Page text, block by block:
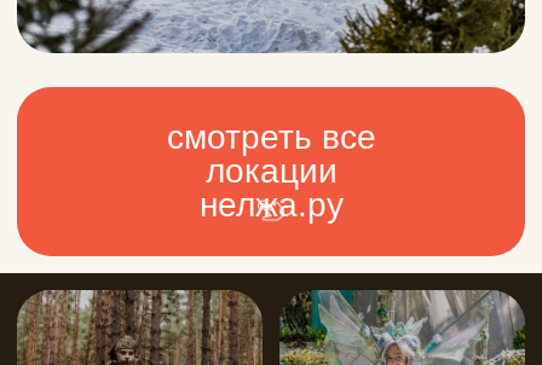
ВЫПУСКНЫЕ